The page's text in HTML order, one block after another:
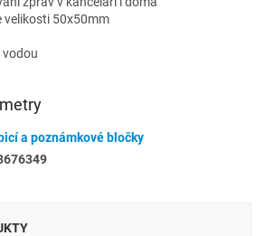
velikosti 50x50mm
vodou
a poznámkové bločky